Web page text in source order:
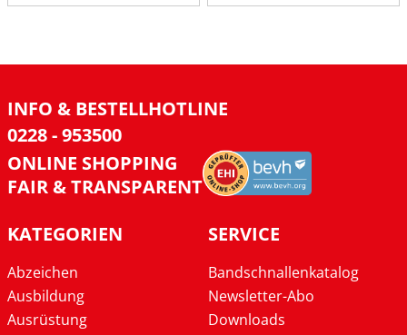
INFO & BESTELLHOTLINE
0228 - 953500
ONLINE SHOPPING
FAIR & TRANSPARENT
KATEGORIEN
Abzeichen
Ausbildung
Ausrüstung
SERVICE
Bandschnallenkatalog
Newsletter-Abo
Downloads